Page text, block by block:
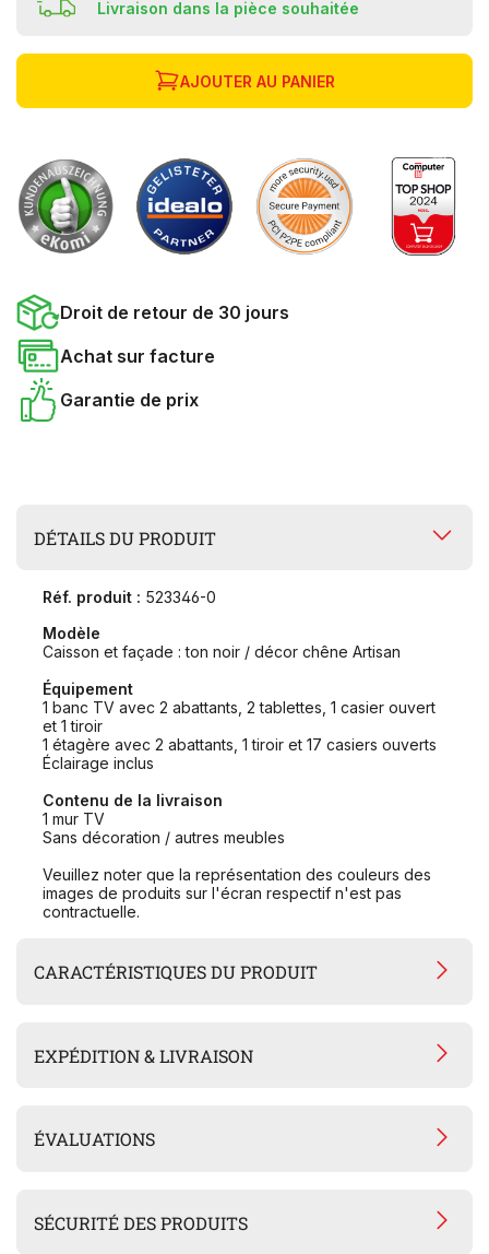
Livraison dans la pièce souhaitée
AJOUTER AU PANIER
Droit de retour de 30 jours
Achat sur facture
Garantie de prix
DÉTAILS DU PRODUIT
Réf. produit : 523346-0
Modèle
Caisson et façade : ton noir / décor chêne Artisan
Équipement
1 banc TV avec 2 abattants, 2 tablettes, 1 casier ouvert
et 1 tiroir
1 étagère avec 2 abattants, 1 tiroir et 17 casiers ouverts
Éclairage inclus
Contenu de la livraison
1 mur TV
Sans décoration / autres meubles
Veuillez noter que la représentation des couleurs des
images de produits sur l'écran respectif n'est pas
contractuelle.
CARACTÉRISTIQUES DU PRODUIT
EXPÉDITION & LIVRAISON
ÉVALUATIONS
SÉCURITÉ DES PRODUITS